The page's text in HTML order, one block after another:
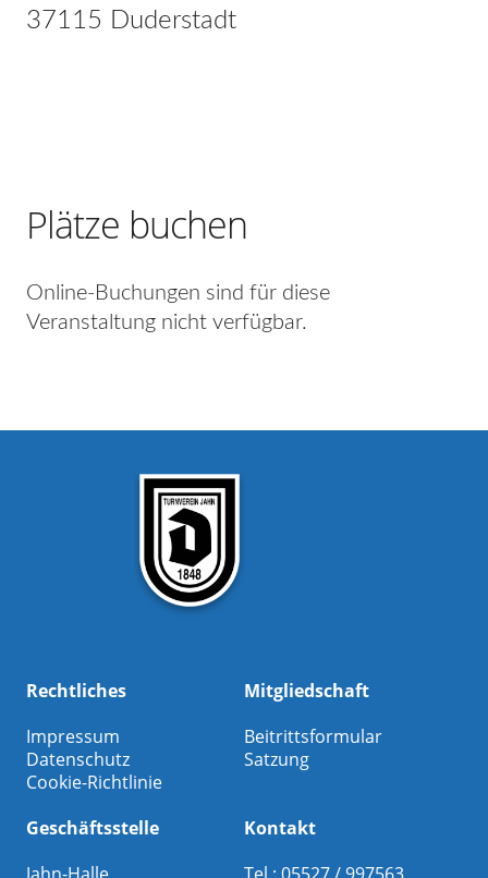
37115 Duderstadt
Plätze buchen
Online-Buchungen sind für diese
Veranstaltung nicht verfügbar.
Rechtliches
Impressum
Datenschutz
Cookie-Richtlinie
Mitgliedschaft
Beitrittsformular
Satzung
Geschäftsstelle
Kontakt